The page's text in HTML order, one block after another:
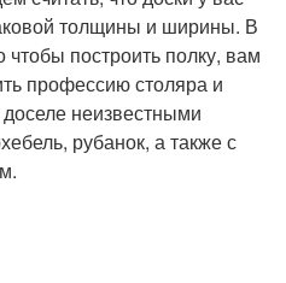
Навесные полки
толщины и ширины. В
чтобы построить полку, вам
профессию столяра и
неизвестными
рубанок, а также с